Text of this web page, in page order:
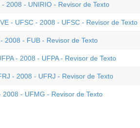
- 2008 - UNIRIO - Revisor de Texto
- UFSC - 2008 - UFSC - Revisor de Texto
2008 - FUB - Revisor de Texto
- 2008 - UFPA - Revisor de Texto
- 2008 - UFRJ - Revisor de Texto
2008 - UFMG - Revisor de Texto